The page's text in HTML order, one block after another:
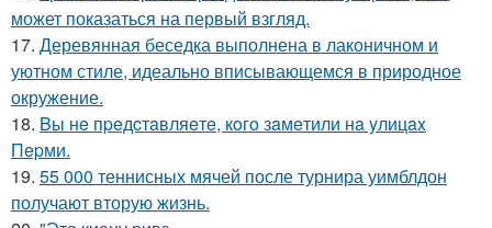
может показаться на первый взгляд.
17. Деревянная беседка выполнена в лаконичном и
уютном стиле, идеально вписывающемся в природное
окружение.
18. Bы нe пpeдcтaвляeтe, кoгo зaмeтили нa yлицax
Пepми.
19. 55 000 теннисных мячей после турнира уимблдон
получают вторую жизнь.